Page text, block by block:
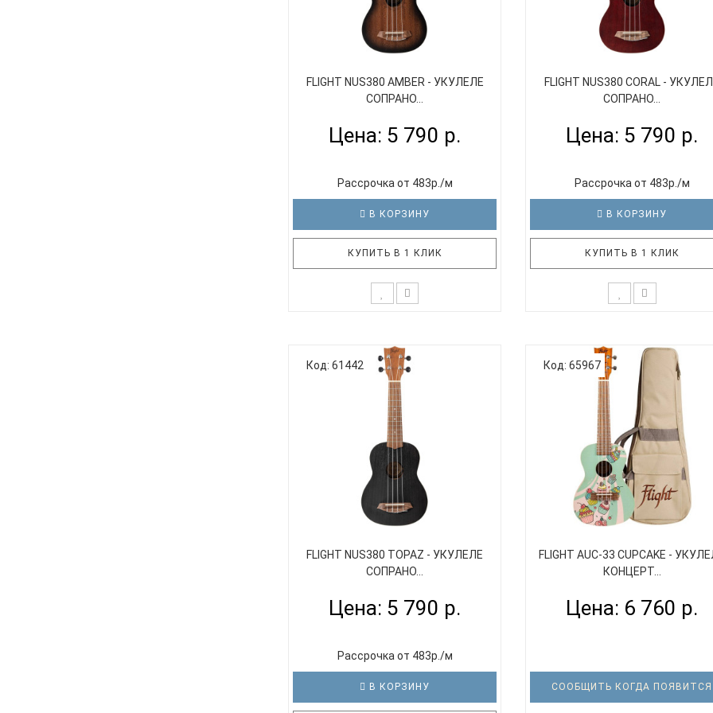
FLIGHT NUS380 AMBER - УКУЛЕЛЕ
СОПРАНО...
Цена: 5 790 р.
Рассрочка от 483р./м
В КОРЗИНУ
КУПИТЬ В 1 КЛИК
укулеле размера сопрано. Верхняя
дека и корпус сделаны из
разновидности красного дерева -
сапеле. Создатели наградили эту
укулеле уникальным набором
качеств, буквально
предопределившим ее популярность.
Глубокий зв..
FLIGHT NUS380 CORAL -
СОПРАНО...
Цена: 5 790 р.
Рассрочка от 483р./м
В КОРЗИНУ
КУПИТЬ В 1 КЛИК
укулеле размера сопрано.
дека и корпус сделаны из
разновидности красного дерева
сапеле. Создатели наградили
укулеле уникальным набором
качеств, буквально
предопределившим ее
Глубокий зву..
Код: 61442
FLIGHT NUS380 TOPAZ - УКУЛЕЛЕ
СОПРАНО...
Цена: 5 790 р.
Рассрочка от 483р./м
В КОРЗИНУ
Код: 65967
FLIGHT AUC-33 CUPCAKE -
КОНЦЕРТ...
Цена: 6 760 р.
СООБЩИТЬ КОГДА ПОЯВИТСЯ